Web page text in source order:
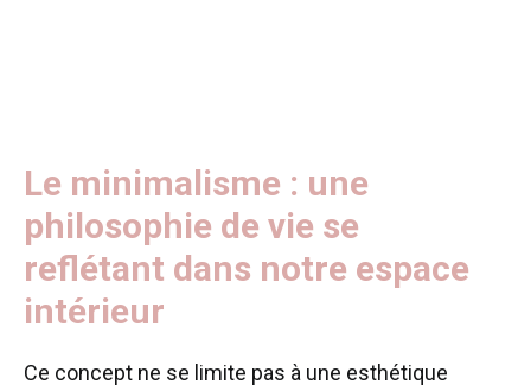
Le minimalisme : une
philosophie de vie se
reflétant dans notre espace
intérieur
Ce concept ne se limite pas à une esthétique